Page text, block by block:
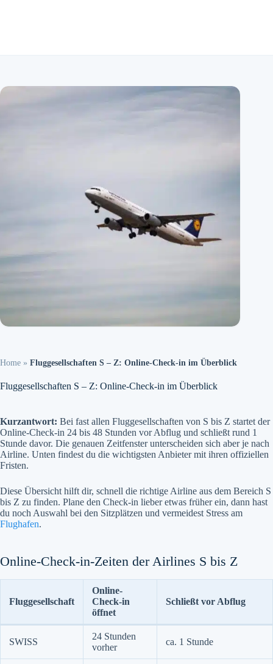
Home » Fluggesellschaften S – Z: Online-Check-in im Überblick
Fluggesellschaften S – Z: Online-Check-in im Überblick
Kurzantwort: Bei fast allen Fluggesellschaften von S bis Z startet der
Online-Check-in 24 bis 48 Stunden vor Abflug und schließt rund 1
Stunde davor. Die genauen Zeitfenster unterscheiden sich aber je nach
Airline. Unten findest du die wichtigsten Anbieter mit ihren offiziellen
Fristen.
Diese Übersicht hilft dir, schnell die richtige Airline aus dem Bereich S
bis Z zu finden. Plane den Check-in lieber etwas früher ein, dann hast
du noch Auswahl bei den Sitzplätzen und vermeidest Stress am
Flughafen.
Online-Check-in-Zeiten der Airlines S bis Z
Fluggesellschaft
Online-
Check-in
öffnet
Schließt vor Abflug
SWISS
24 Stunden
vorher
ca. 1 Stunde